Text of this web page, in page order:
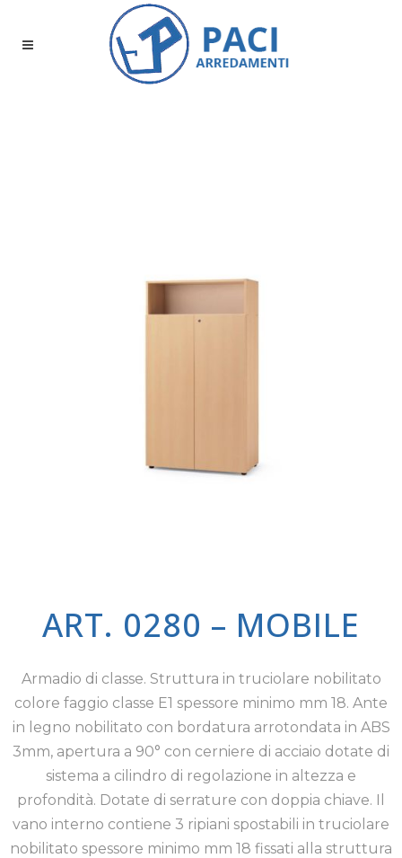
ART. 0280 – MOBILE
Armadio di classe. Struttura in truciolare nobilitato
colore faggio classe E1 spessore minimo mm 18. Ante
in legno nobilitato con bordatura arrotondata in ABS
3mm, apertura a 90° con cerniere di acciaio dotate di
sistema a cilindro di regolazione in altezza e
profondità. Dotate di serrature con doppia chiave. Il
vano interno contiene 3 ripiani spostabili in truciolare
nobilitato spessore minimo mm 18 fissati alla struttura